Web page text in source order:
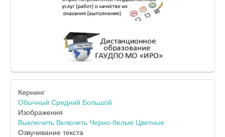
Кернинг
Обычный Средний Большой
Изображения
Выключить Включить Черно-белые Цветные
Озвучивание текста